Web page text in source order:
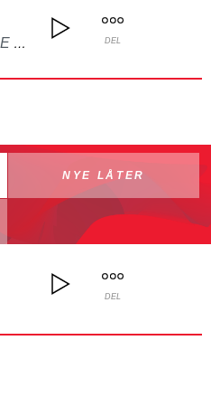
STEREO (SINGLE VERSION) DEL
NYE LÅTER
DEL